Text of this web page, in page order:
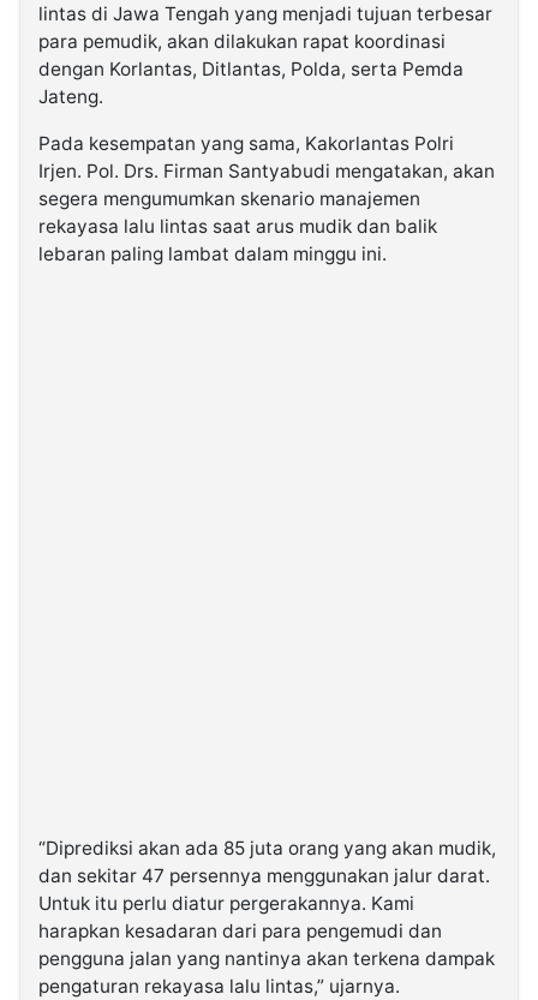
lintas di Jawa Tengah yang menjadi tujuan terbesar
para pemudik, akan dilakukan rapat koordinasi
dengan Korlantas, Ditlantas, Polda, serta Pemda
Jateng.
Pada kesempatan yang sama, Kakorlantas Polri
Irjen. Pol. Drs. Firman Santyabudi mengatakan, akan
segera mengumumkan skenario manajemen
rekayasa lalu lintas saat arus mudik dan balik
lebaran paling lambat dalam minggu ini.
“Diprediksi akan ada 85 juta orang yang akan mudik,
dan sekitar 47 persennya menggunakan jalur darat.
Untuk itu perlu diatur pergerakannya. Kami
harapkan kesadaran dari para pengemudi dan
pengguna jalan yang nantinya akan terkena dampak
pengaturan rekayasa lalu lintas,” ujarnya.